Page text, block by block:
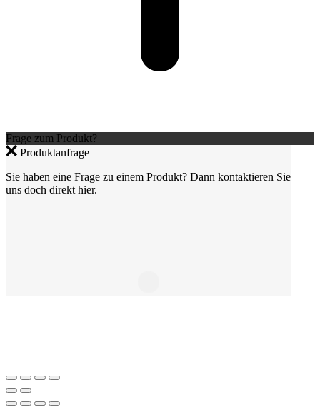
Frage zum Produkt?
Produktanfrage
Sie haben eine Frage zu einem Produkt? Dann kontaktieren Sie
uns doch direkt hier.